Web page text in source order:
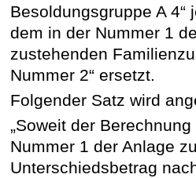
Besoldungsgruppe A 4“
dem in der Nummer 1
zustehenden
Nummer 2“ ersetzt.
Folgender Satz wird
„Soweit der
Nummer 1 der Anlage
Unterschiedsbetrag